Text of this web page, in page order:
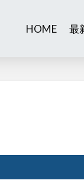
HOME 最